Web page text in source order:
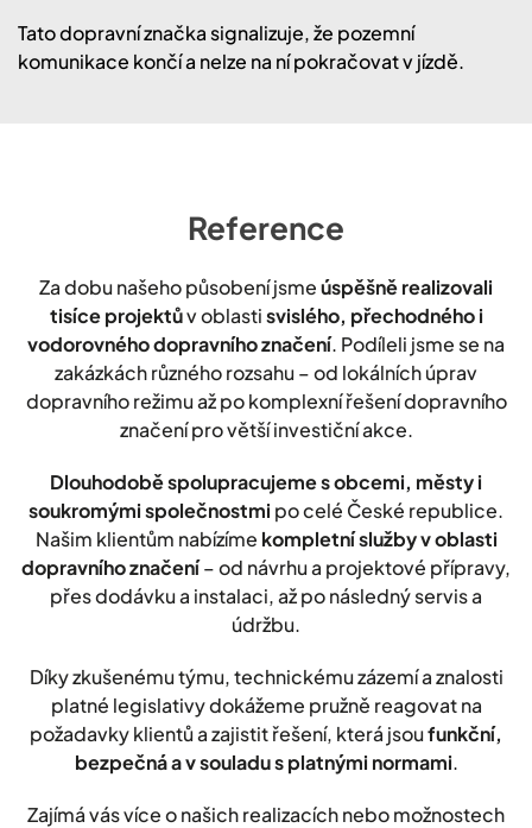
Tato dopravní značka signalizuje, že pozemní
komunikace končí a nelze na ní pokračovat v jízdě.
Reference
Za dobu našeho působení jsmeúspěšně realizovali
tisíce projektův oblastisvislého, přechodného i
vodorovného dopravního značení. Podíleli jsme se na
zakázkách různého rozsahu – od lokálních úprav
dopravního režimu až po komplexní řešení dopravního
značení pro větší investiční akce.
Dlouhodobě spolupracujeme s obcemi, městy i
soukromými společnostmi po celé České republice.
Našim klientům nabízíme kompletní služby v oblasti
dopravního značení– od návrhu a projektové přípravy,
přes dodávku a instalaci, až po následný servis a
údržbu.
Díky zkušenému týmu, technickému zázemí a znalosti
platné legislativy dokážeme pružně reagovat na
požadavky klientů a zajistit řešení, která jsoufunkční,
bezpečná a v souladu s platnými normami.
Zajímá vás více o našich realizacích nebo možnostech